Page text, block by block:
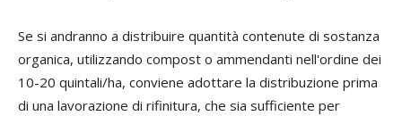
Se si andranno a distribuire quantità contenute di sostanza
organica, utilizzando compost o ammendanti nell'ordine dei
10-20 quintali/ha, conviene adottare la distribuzione prima
di una lavorazione di rifinitura, che sia sufficiente per